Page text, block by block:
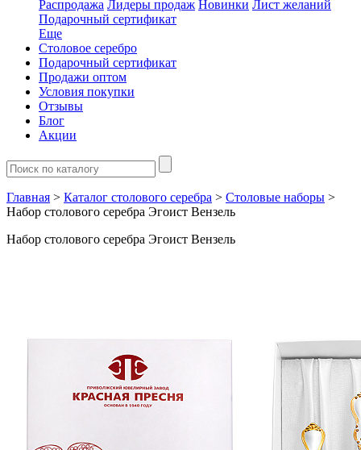
Распродажа Лидеры продаж Новинки Лист желаний
Подарочный сертификат
Еще
Столовое серебро
Подарочный сертификат
Продажи оптом
Условия покупки
Отзывы
Блог
Акции
Главная > Каталог столового серебра > Столовые наборы >
Набор столового серебра Эгоист Вензель
Набор столового серебра Эгоист Вензель